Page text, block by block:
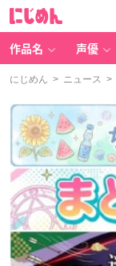
作品名 声優
にじめん > ニュース >